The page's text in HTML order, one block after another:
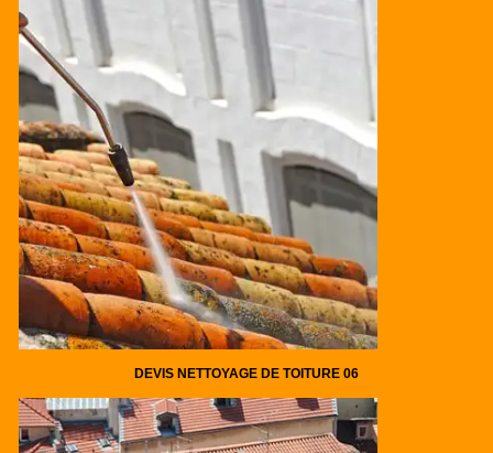
DEVIS NETTOYAGE DE TOITURE 06